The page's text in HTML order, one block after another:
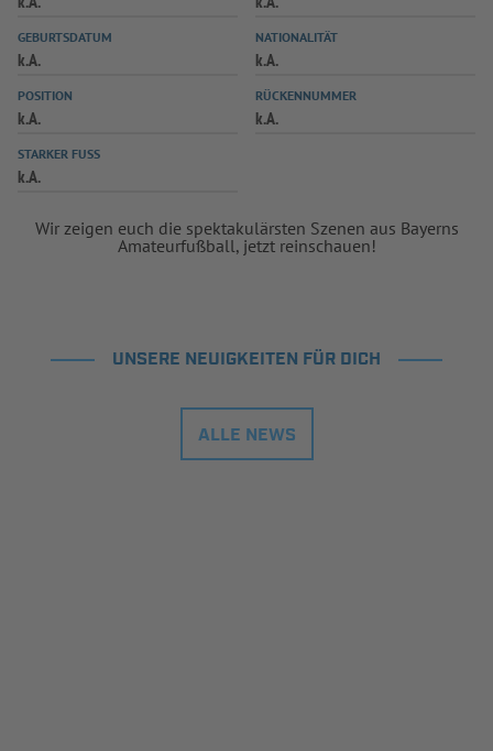
SPIELPLUS
GEBURTSDATUM
k.A.
NATIONALITÄT
k.A.
POSITION
k.A.
RÜCKENNUMMER
k.A.
STARKER FUSS
k.A.
Wir zeigen euch die spektakulärsten Szenen aus Bayerns
Amateurfußball, jetzt reinschauen!
UNSERE NEUIGKEITEN FÜR DICH
ALLE NEWS